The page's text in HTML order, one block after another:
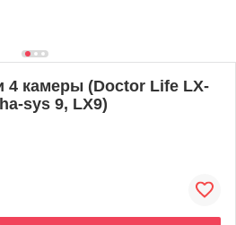
4 камеры (Doctor Life LX-
sys 9, LX9)